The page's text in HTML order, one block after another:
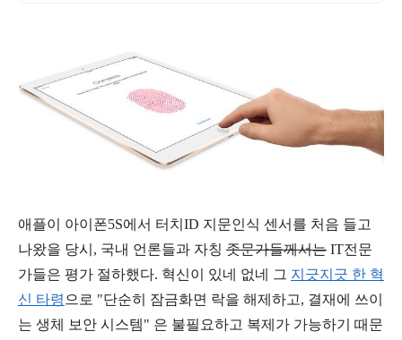
애플이 아이폰5S에서 터치ID 지문인식 센서를 처음 들고
나왔을 당시, 국내 언론들과 자칭 좃문가들께서는 IT전문
가들은 평가 절하했다. 혁신이 있네 없네 그 지긋지긋 한 혁
신 타령 으로 "단순히 잠금화면 락을 해제하고, 결재에 쓰이
는 생체 보안 시스템" 은 불필요하고 복제가 가능하기 때문